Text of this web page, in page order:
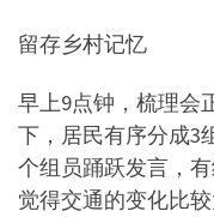
留存乡村记忆
早上9点钟，梳理会
下，居民有序分成3
个组员踊跃发言，
觉得交通的变化比